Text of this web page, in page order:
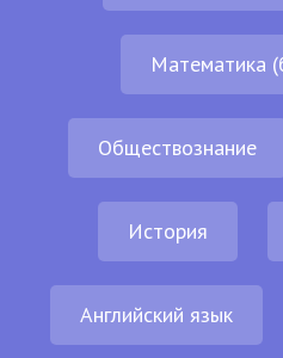
Математика
Обществознание
История
Английский язык